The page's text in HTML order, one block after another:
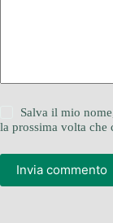
Salva il mio
la prossima volta che
Invia commento